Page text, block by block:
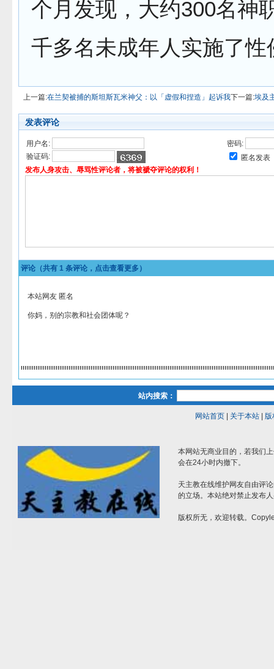
个月发现，大约300名神
千多名未成年人实施了性
上一篇:在兰契被捕的斯坦斯瓦米神父：以「虚假和捏造」起诉我下一篇:埃及
发表评论
用户名:
密码:
验证码:
匿名发表
发布人身攻击、辱骂性评论者，将被褫夺评论的权利！
评论（共有 1 条评论，点击查看更多）
本站网友 匿名
你妈，别的宗教和社会团体呢？
站内搜索：
网站首页| 关于本站| 版
本网站无商业目的，若我们
会在24小时内撤下。
天主教在线维护网友自由评
的立场。本站绝对禁止发布
版权所无，欢迎转载。